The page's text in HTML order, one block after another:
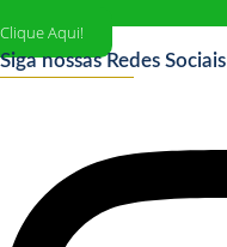
Clique Aqui!
Siga nossas Redes Sociais